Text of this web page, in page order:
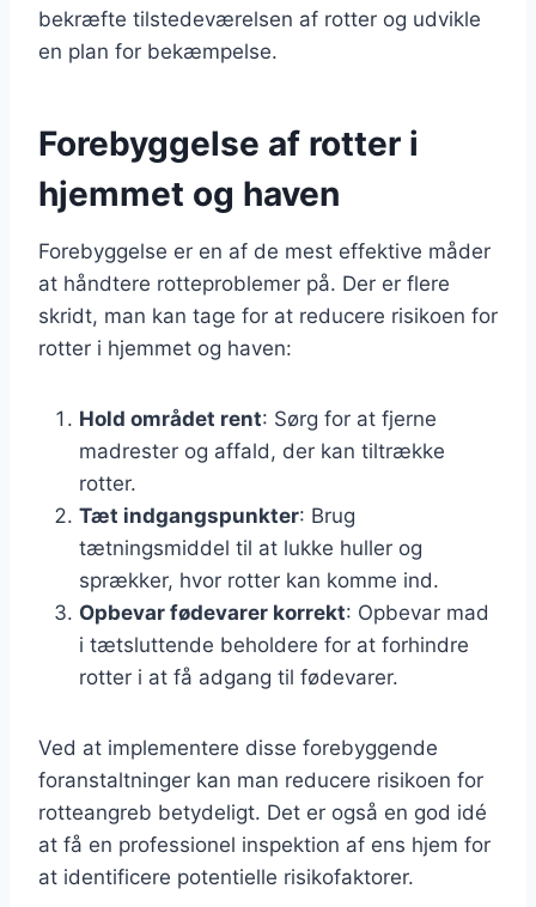
bekræfte tilstedeværelsen af rotter og udvikle
en plan for bekæmpelse.
Forebyggelse af rotter i
hjemmet og haven
Forebyggelse er en af de mest effektive måder
at håndtere rotteproblemer på. Der er flere
skridt, man kan tage for at reducere risikoen for
rotter i hjemmet og haven:
Hold området rent: Sørg for at fjerne
madrester og affald, der kan tiltrække
rotter.
Tæt indgangspunkter: Brug
tætningsmiddel til at lukke huller og
sprækker, hvor rotter kan komme ind.
Opbevar fødevarer korrekt: Opbevar mad
i tætsluttende beholdere for at forhindre
rotter i at få adgang til fødevarer.
Ved at implementere disse forebyggende
foranstaltninger kan man reducere risikoen for
rotteangreb betydeligt. Det er også en god idé
at få en professionel inspektion af ens hjem for
at identificere potentielle risikofaktorer.